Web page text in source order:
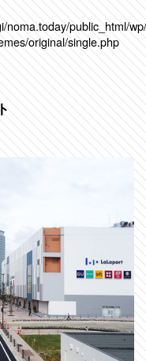
noma.today/public_html/
original/single.php